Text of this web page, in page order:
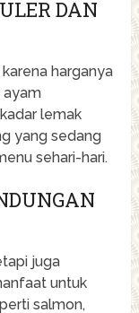
DAN
harganya
ayam
lemak
yang sedang
sehari-hari.
juga
untuk
salmon,